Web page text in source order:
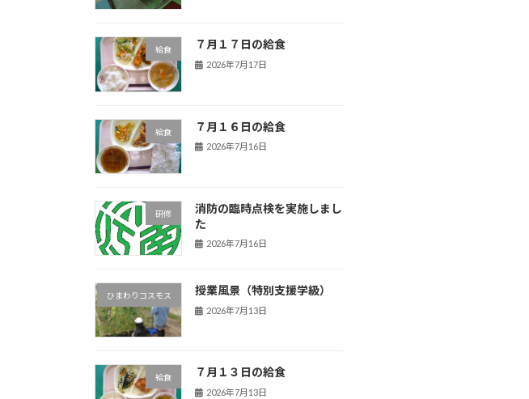
給食 ７月１７日の給食
2026年7月17日
給食 ７月１６日の給食
2026年7月16日
研修
消防の臨時点検を実施しまし
た
2026年7月16日
ひまわりコスモス 授業風景（特別支援学級）
2026年7月13日
給食 ７月１３日の給食
2026年7月13日